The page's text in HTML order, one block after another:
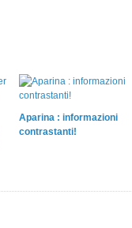
Aparina : informazioni
contrastanti!